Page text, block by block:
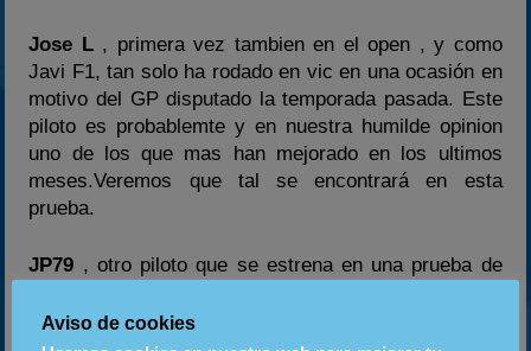
Jose L, primera vez tambien en el open , y como
Javi F1, tan solo ha rodado en vic en una ocasión en
motivo del GP disputado la temporada pasada. Este
piloto es probablemte y en nuestra humilde opinion
uno de los que mas han mejorado en los ultimos
meses.Veremos que tal se encontrará en esta
prueba.
JP79 , otro piloto que se estrena en una prueba de
Josel y Javi, tan solo ha rodado en una ocasión en el
Aviso de cookies